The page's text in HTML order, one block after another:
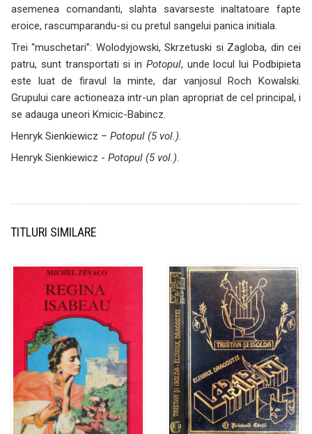
asemenea comandanti, slahta savarseste inaltatoare fapte
eroice, rascumparandu-si cu pretul sangelui panica initiala.
Trei “muschetari”: Wolodyjowski, Skrzetuski si Zagloba, din cei
patru, sunt transportati si in Potopul, unde locul lui Podbipieta
este luat de firavul la minte, dar vanjosul Roch Kowalski.
Grupului care actioneaza intr-un plan apropriat de cel principal, i
se adauga uneori Kmicic-Babincz.
Henryk Sienkiewicz – Potopul (5 vol.).
Henryk Sienkiewicz - Potopul (5 vol.).
TITLURI SIMILARE